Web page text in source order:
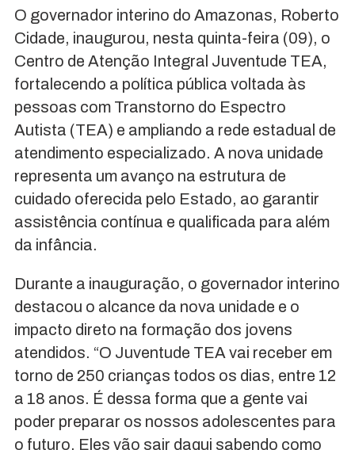
O governador interino do Amazonas, Roberto
Cidade, inaugurou, nesta quinta-feira (09), o
Centro de Atenção Integral Juventude TEA,
fortalecendo a política pública voltada às
pessoas com Transtorno do Espectro
Autista (TEA) e ampliando a rede estadual de
atendimento especializado. A nova unidade
representa um avanço na estrutura de
cuidado oferecida pelo Estado, ao garantir
assistência contínua e qualificada para além
da infância.
Durante a inauguração, o governador interino
destacou o alcance da nova unidade e o
impacto direto na formação dos jovens
atendidos. “O Juventude TEA vai receber em
torno de 250 crianças todos os dias, entre 12
a 18 anos. É dessa forma que a gente vai
poder preparar os nossos adolescentes para
o futuro. Eles vão sair daqui sabendo como